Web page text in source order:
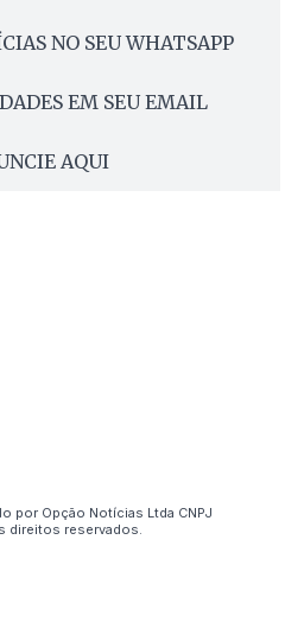
NO SEU WHATSAPP
EM SEU EMAIL
AQUI
por Opção Notícias Ltda CNPJ
direitos reservados.